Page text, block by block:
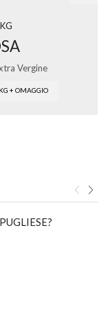
Vergine
+ OMAGGIO